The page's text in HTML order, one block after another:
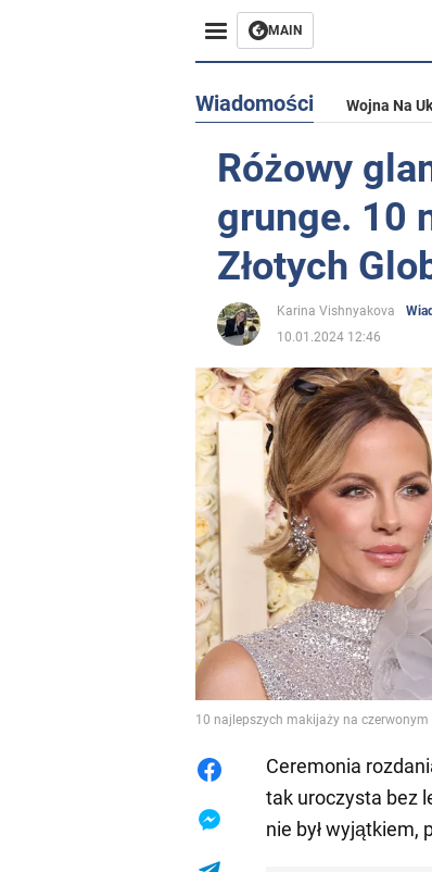
MAIN
Wiadomości Wojna Na
Różowy
grunge. 10
Złotych
Karina Vishnyakova
10.01.2024 12:46
10 najlepszych makijaży na
Ceremonia
tak uroczysta bez
nie był wyjątkiem,